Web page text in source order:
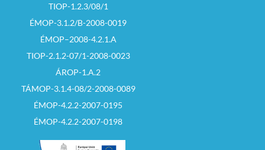
TIOP-1.2.3/08/1
ÉMOP-3.1.2/B-2008-0019
ÉMOP–2008-4.2.1.A
TIOP-2.1.2-07/1-2008-0023
ÁROP-1.A.2
TÁMOP-3.1.4-08/2-2008-0089
ÉMOP-4.2.2-2007-0195
ÉMOP-4.2.2-2007-0198